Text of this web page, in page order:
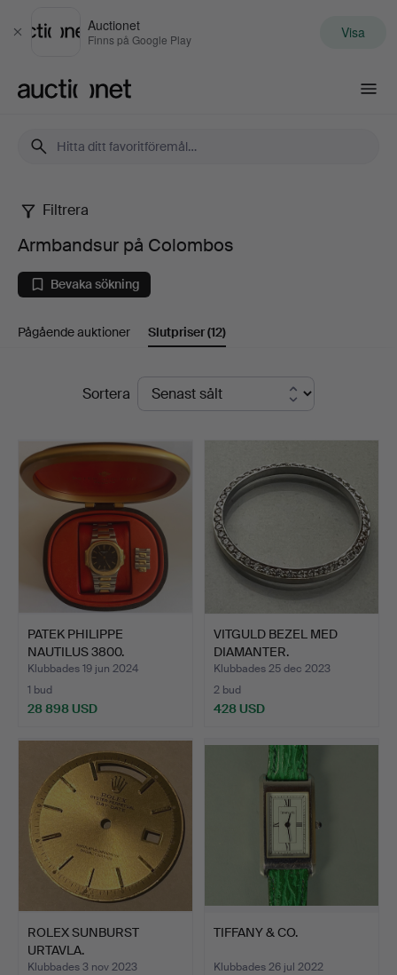
Stäng
Auctionet
Finns på Google Play Visa
Armbandsur
på
Colombos
Filtrera
Armbandsur på Colombos
Bevaka sökning
Pågående auktioner Slutpriser(12)
SlutpriserSortera
PATEK PHILIPPE
NAUTILUS 3800.
Klubbades 19 jun 2024
1 bud
28 898 USD
VITGULD BEZEL MED
DIAMANTER.
Klubbades 25 dec 2023
2 bud
428 USD
ROLEX SUNBURST
URTAVLA.
Klubbades 3 nov 2023
TIFFANY & CO.
Klubbades 26 jul 2022